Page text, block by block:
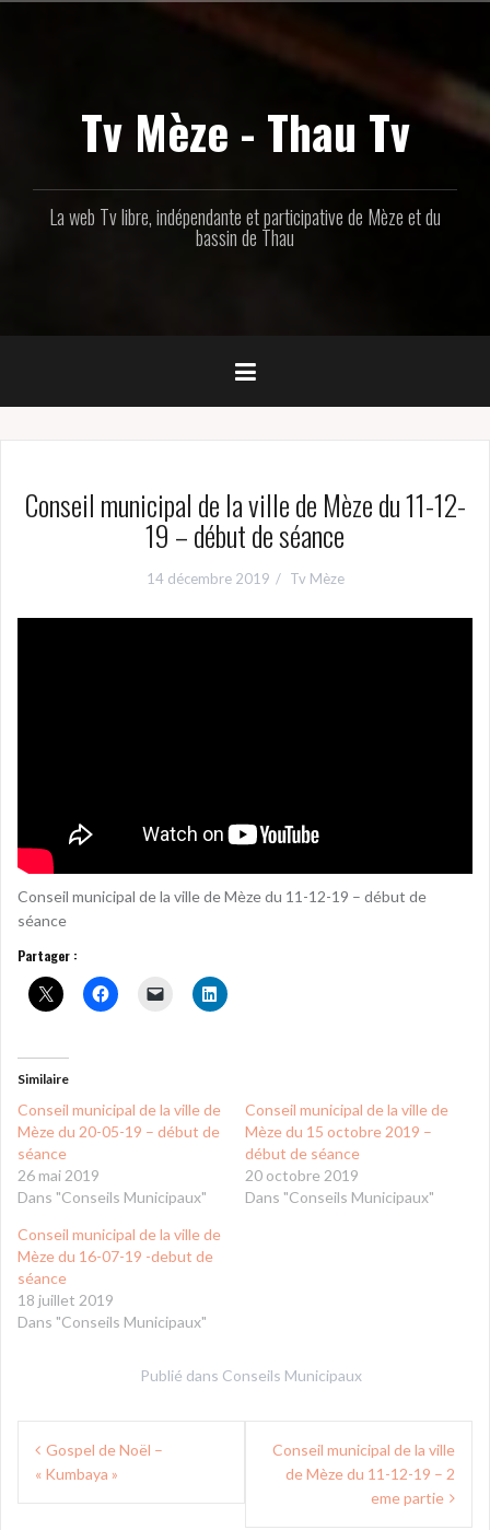
Tv Mèze - Thau Tv
La web Tv libre, indépendante et participative de Mèze et du
bassin de Thau
Conseil municipal de la ville de Mèze du 11-12-
19 – début de séance
14 décembre 2019 Tv Mèze
Conseil municipal de la ville de Mèze du 11-12-19 – début de
séance
Partager :
Similaire
Conseil municipal de la ville de
Mèze du 20-05-19 – début de
séance
26 mai 2019
Dans "Conseils Municipaux"
Conseil municipal de la ville de
Mèze du 15 octobre 2019 –
début de séance
20 octobre 2019
Dans "Conseils Municipaux"
Conseil municipal de la ville de
Mèze du 16-07-19 -debut de
séance
18 juillet 2019
Dans "Conseils Municipaux"
Publié dans Conseils Municipaux
Navigation
de Gospel de Noël –
« Kumbaya »
Conseil municipal de la ville
de Mèze du 11-12-19 – 2
eme partie